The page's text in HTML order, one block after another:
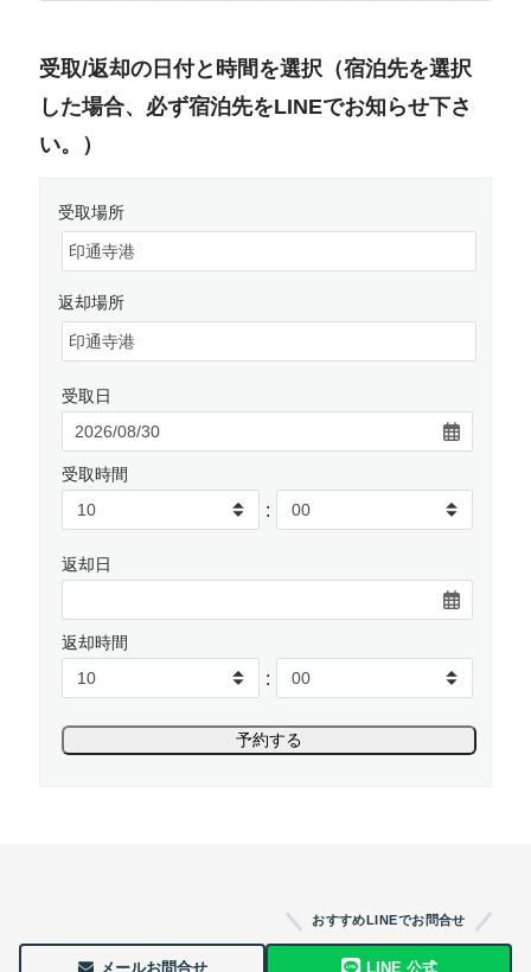
受取/返却の日付と時間を選択（宿泊先を選択
した場合、必ず宿泊先をLINEでお知らせ下さ
い。）
受取場所
返却場所
受取日
受取時間
:
返却日
返却時間
:
メールお問合せ
おすすめLINEでお問合せ
LINE 公式